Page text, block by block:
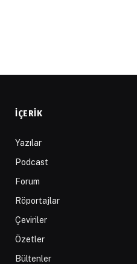
İÇERIK
Yazılar
Podcast
Forum
Röportajlar
Çeviriler
Özetler
Bültenler